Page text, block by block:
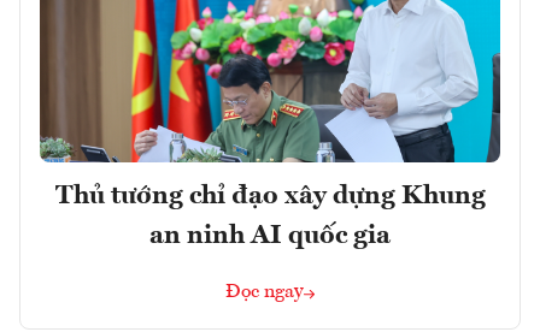
Thủ tướng chỉ đạo xây dựng Khung
an ninh AI quốc gia
Đọc ngay